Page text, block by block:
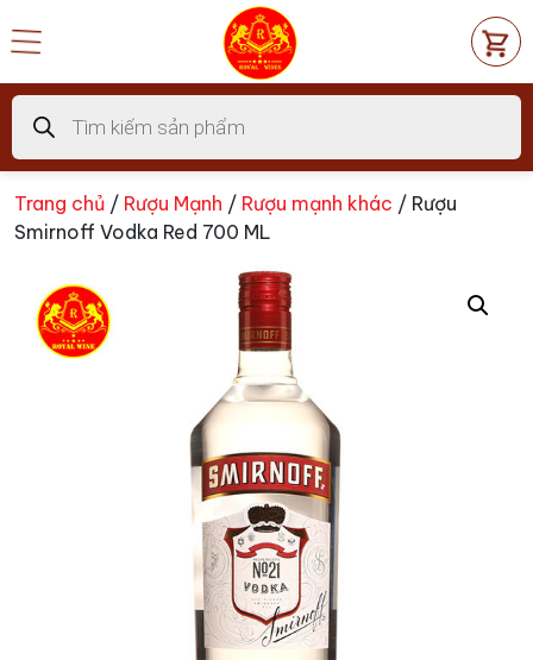
đến
dung
Tìm
kiếm
sản
phẩm
Trang chủ / Rượu Mạnh / Rượu mạnh khác / Rượu
Smirnoff Vodka Red 700 ML